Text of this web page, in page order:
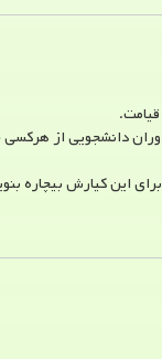
دانشجویی از
این کیارش بیچاره